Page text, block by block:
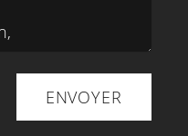
ENVOYER